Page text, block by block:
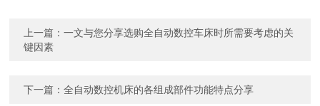
上一篇：一文与您分享选购全自动数控车床时所需要考虑的关
键因素
下一篇：全自动数控机床的各组成部件功能特点分享